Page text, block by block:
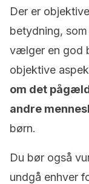
Der er
betydning,
vælger en god
objektive
om det
andre
børn.
Du bør også
undgå enhver